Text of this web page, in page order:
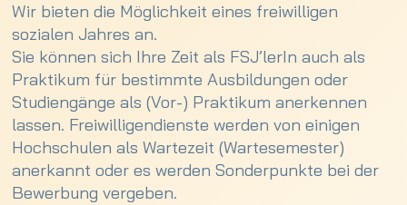
Wir bieten die Möglichkeit eines freiwilligen
sozialen Jahres an.
Sie können sich Ihre Zeit als FSJ’lerIn auch als
Praktikum für bestimmte Ausbildungen oder
Studiengänge als (Vor-) Praktikum anerkennen
lassen. Freiwilligendienste werden von einigen
Hochschulen als Wartezeit (Wartesemester)
anerkannt oder es werden Sonderpunkte bei der
Bewerbung vergeben.